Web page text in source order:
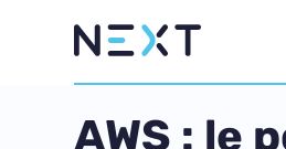
AWS : le